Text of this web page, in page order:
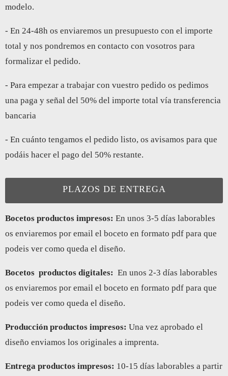
modelo.
- En 24-48h os enviaremos un presupuesto con el importe
total y nos pondremos en contacto con vosotros para
formalizar el pedido.
- Para empezar a trabajar con vuestro pedido os pedimos
una paga y señal del 50% del importe total vía transferencia
bancaria
- En cuánto tengamos el pedido listo, os avisamos para que
podáis hacer el pago del 50% restante.
PLAZOS DE ENTREGA
Bocetos productos impresos: En unos 3-5 días laborables
os enviaremos por email el boceto en formato pdf para que
podeis ver como queda el diseño.
Bocetos productos digitales: En unos 2-3 días laborables
os enviaremos por email el boceto en formato pdf para que
podeis ver como queda el diseño.
Producción productos impresos: Una vez aprobado el
diseño enviamos los originales a imprenta.
Entrega productos impresos: 10-15 días laborables a partir